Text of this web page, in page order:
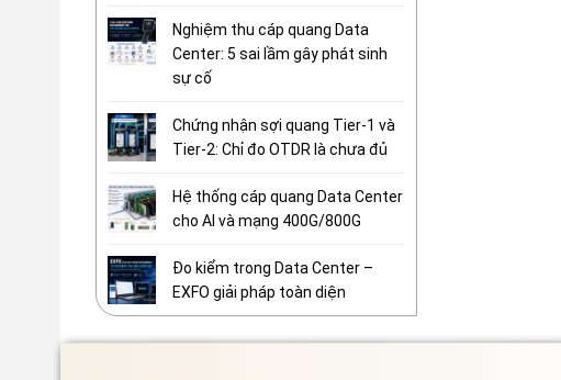
Nghiệm thu cáp quang Data
Center: 5 sai lầm gây phát sinh
sự cố
Chứng nhận sợi quang Tier-1 và
Tier-2: Chỉ đo OTDR là chưa đủ
Hệ thống cáp quang Data Center
cho AI và mạng 400G/800G
Đo kiểm trong Data Center –
EXFO giải pháp toàn diện